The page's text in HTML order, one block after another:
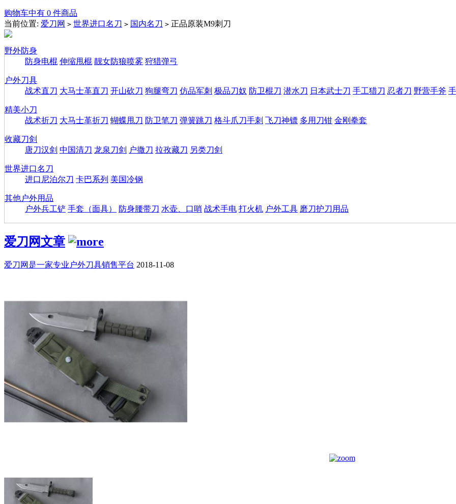
购物车中有 0 件商品
当前位置: 爱刀网 > 世界进口名刀 > 国内名刀 > 正品原装M9刺刀
野外防身
防身电棍 伸缩甩棍 靓女防狼喷雾 狩猎弹弓
户外刀具
战术直刀 大马士革直刀 开山砍刀 狗腿弯刀 仿品军刺 极品刀奴 防卫棍刀 潜水刀 日本武士刀 手工猎刀 忍者刀 野营手斧
精美小刀
战术折刀 大马士革折刀 蝴蝶甩刀 防卫笔刀 弹簧跳刀 格斗爪刀手刺 飞刀神镖 多用刀钳 金刚拳套
收藏刀剑
唐刀汉剑 中国清刀 龙泉刀剑 户撒刀 拉孜藏刀 另类刀剑
世界进口名刀
进口尼泊尔刀 卡巴系列 美国冷钢
其他户外用品
户外兵工铲 手套（面具） 防身腰带刀 水壶、口哨 战术手电 打火机 户外工具 磨刀护刀用品
爱刀网文章
爱刀网是一家专业户外刀具销售平台 2018-11-08